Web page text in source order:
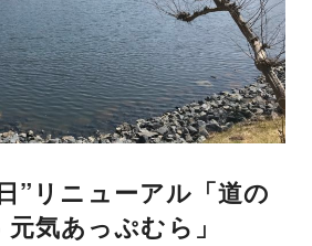
”リニューアル「道の
気あっぷむら」